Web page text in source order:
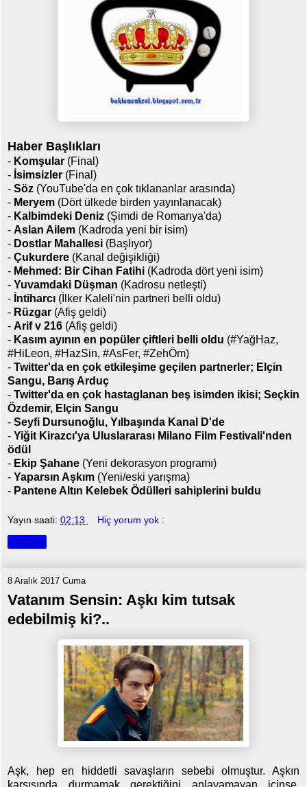
Haber Başlıkları
- Komşular (Final)
- İsimsizler (Final)
- Söz (YouTube'da en çok tıklananlar arasında)
- Meryem (Dört ülkede birden yayınlanacak)
- Kalbimdeki Deniz (Şimdi de Romanya'da)
- Aslan Ailem (Kadroda yeni bir isim)
- Dostlar Mahallesi (Başlıyor)
- Çukurdere (Kanal değişikliği)
- Mehmed: Bir Cihan Fatihi (Kadroda dört yeni isim)
- Yuvamdaki Düşman (Kadrosu netleşti)
- İntiharcı (İlker Kaleli'nin partneri belli oldu)
- Rüzgar (Afiş geldi)
- Arif v 216 (Afiş geldi)
- Kasım ayının en popüler çiftleri belli oldu (#YağHaz,
#HiLeon, #HazSin, #AsFer, #ZehÖm)
- Twitter'da en çok etkileşime geçilen partnerler; Elçin
Sangu, Barış Arduç
- Twitter'da en çok hastaglanan beş isimden ikisi; Seçkin
Özdemir, Elçin Sangu
- Seyfi Dursunoğlu, Yılbaşında Kanal D'de
- Yiğit Kirazcı'ya Uluslararası Milano Film Festivali'nden
ödül
- Ekip Şahane (Yeni dekorasyon programı)
- Yaparsın Aşkım (Yeni/eski yarışma)
- Pantene Altın Kelebek Ödülleri sahiplerini buldu
Yayın saati: 02:13 Hiç yorum yok :
Paylaş
8 Aralık 2017 Cuma
Vatanım Sensin: Aşkı kim tutsak
edebilmiş ki?..
Aşk, hep en hiddetli savaşların sebebi olmuştur. Aşkın